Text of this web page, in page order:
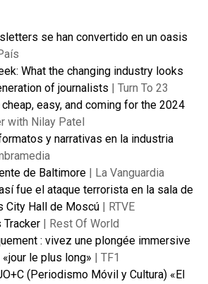
se han convertido en un oasis
What the changing industry looks
of journalists | Turn To 23
easy, and coming for the 2024
with Nilay Patel
y narrativas en la industria
de Baltimore | La Vanguardia
fue el ataque terrorista en la sala de
City Hall de Moscú | RTVE
| Rest Of World
: vivez une plongée immersive
le plus long» | TF1
(Periodismo Móvil y Cultura) «El